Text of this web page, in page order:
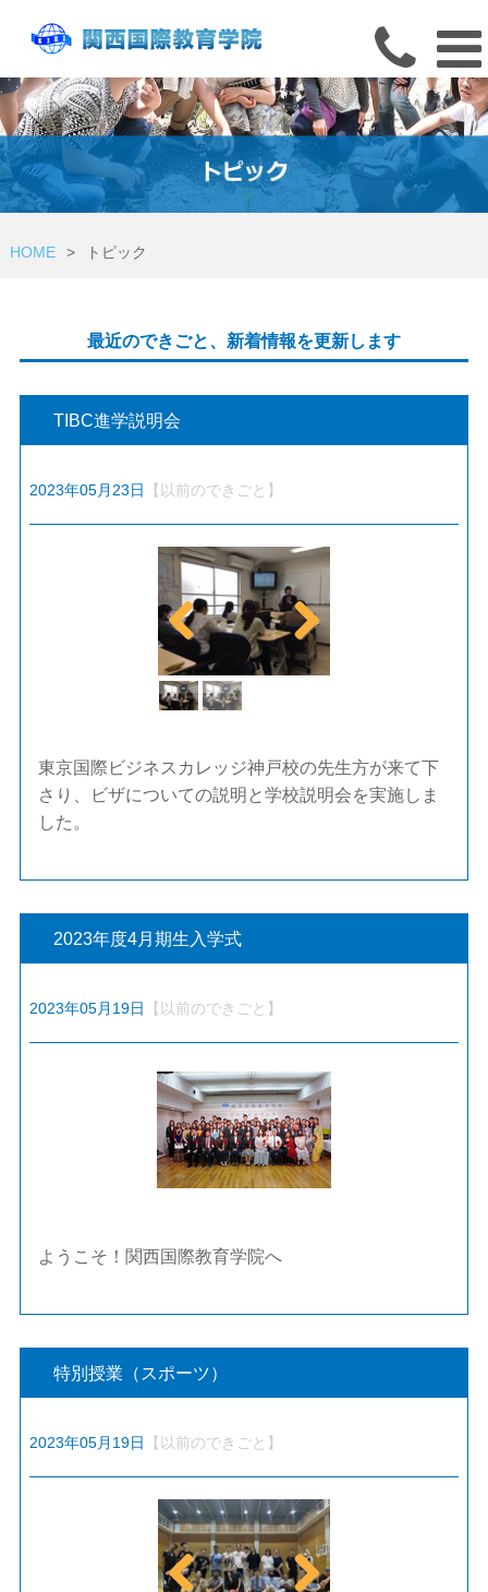
HOME > トピック
最近のできごと、新着情報を更新します
TIBC進学説明会
2023年05月23日 【以前のできごと】
Previ
ous
Next
東京国際ビジネスカレッジ神戸校の先生方が来て下
さり、ビザについての説明と学校説明会を実施しま
した。
2023年度4月期生入学式
2023年05月19日 【以前のできごと】
ようこそ！関西国際教育学院へ
特別授業（スポーツ）
2023年05月19日 【以前のできごと】